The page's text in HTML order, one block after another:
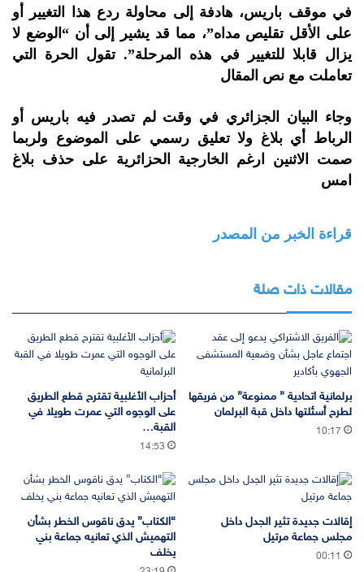
في موقف باريس، هادفة إلى محاولة ردع هذا التغيير أو
على الأقل تقليص مداه”، مما قد يشير إلى أن “الوضع لا
يزال قابلا للتغيير في هذه المرحلة”. تقول الحرة التي
تعاملت مع نص المقال
وجاء البيان الجزائري في وقت لم تصدر فيه باريس أو
الرباط أي بلاغ ولا تعليق رسمي على الموضوع ولربما
صمت الاثنين ارغم الخارجية الحزائرية على حذف بلاغ
امس
قراءة الخبر من المصدر
مقالات ذات صلة
برلمانية اتحادية ” ممنوعة” من فريقها
لطرح أسئلتها داخل قبة البرلمان
10:17
أحزاب الأغلبية تقترح قطع الطريق
على الوجوه التي عمرت طويلا في
القبة…
14:53
إقالات جديدة تثير الجدل داخل
مجلس جماعة مرتيل
00:11
“الكتاب” يدق ناقوس الخطر بشأن
التهميش الذي تعانيه جماعة بني
يخلف